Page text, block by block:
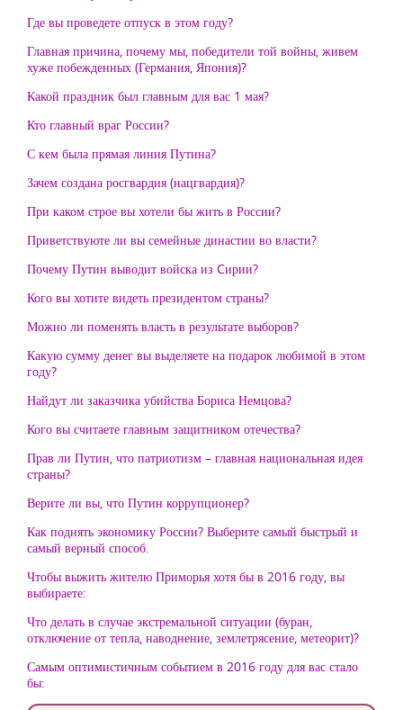
Где вы проведете отпуск в этом году?
Главная причина, почему мы, победители той войны, живем
хуже побежденных (Германия, Япония)?
Какой праздник был главным для вас 1 мая?
Кто главный враг России?
С кем была прямая линия Путина?
Зачем создана росгвардия (нацгвардия)?
При каком строе вы хотели бы жить в России?
Приветствуюте ли вы семейные династии во власти?
Почему Путин выводит войска из Cирии?
Кого вы хотите видеть президентом страны?
Можно ли поменять власть в результате выборов?
Какую сумму денег вы выделяете на подарок любимой в этом
году?
Найдут ли заказчика убийства Бориса Немцова?
Кого вы считаете главным защитником отечества?
Прав ли Путин, что патриотизм – главная национальная идея
страны?
Верите ли вы, что Путин коррупционер?
Как поднять экономику России? Выберите самый быстрый и
самый верный способ.
Чтобы выжить жителю Приморья хотя бы в 2016 году, вы
выбираете:
Что делать в случае экстремальной ситуации (буран,
отключение от тепла, наводнение, землетрясение, метеорит)?
Самым оптимистичным событием в 2016 году для вас стало
бы: